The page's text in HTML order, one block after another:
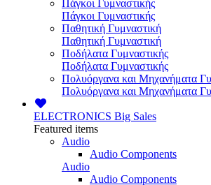
Πάγκοι Γυμναστικής
Πάγκοι Γυμναστικής
Παθητική Γυμναστική
Παθητική Γυμναστική
Ποδήλατα Γυμναστικής
Ποδήλατα Γυμναστικής
Πολυόργανα και Μηχανήματα
Πολυόργανα και Μηχανήματα
ELECTRONICS Big Sales
Featured items
Audio
Audio Components
Audio
Audio Components